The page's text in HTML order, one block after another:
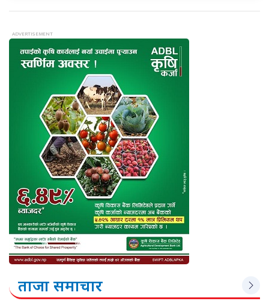
ताजा समाचार